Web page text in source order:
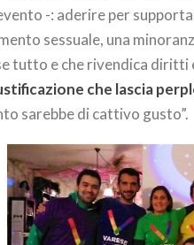
-: aderire per
sessuale, una
tutto e che rivendica diritti
che lascia
sarebbe di cattivo gusto”.